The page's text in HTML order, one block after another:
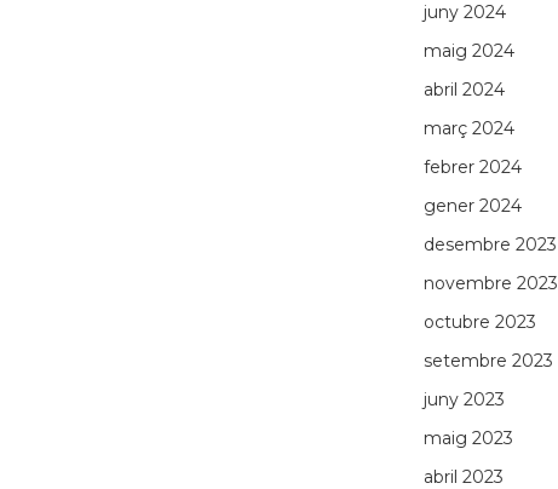
juny 2024
maig 2024
abril 2024
març 2024
febrer 2024
gener 2024
desembre 2023
novembre 2023
octubre 2023
setembre 2023
juny 2023
maig 2023
abril 2023